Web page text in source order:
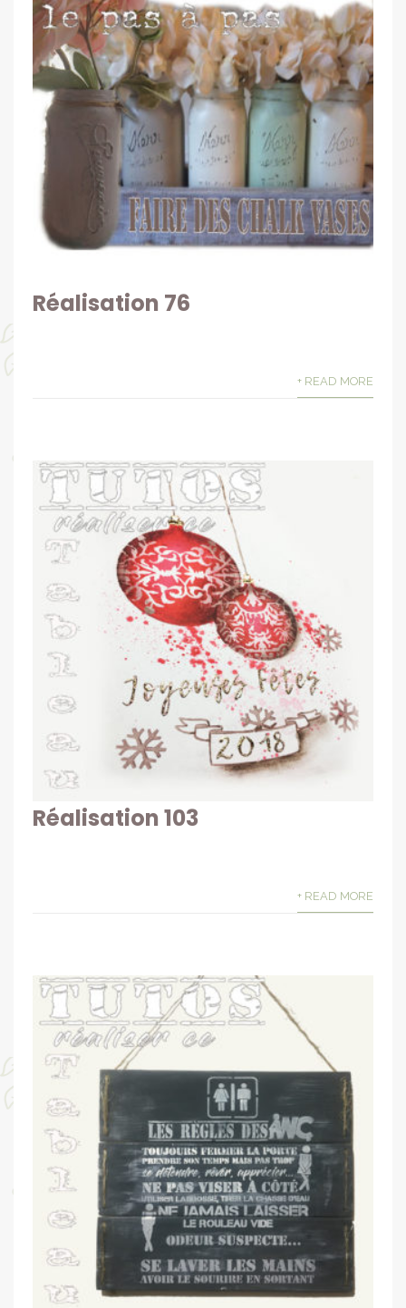
Réalisation 76
+ READ MORE
Réalisation 103
+ READ MORE